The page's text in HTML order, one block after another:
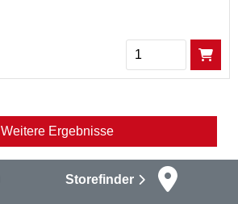
Menge
Weitere Ergebnisse
Storefinder